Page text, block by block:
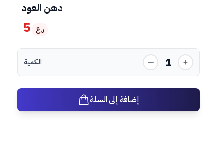
دهن العود
5 ر.ع
الكمية 1
إضافة إلى السلة